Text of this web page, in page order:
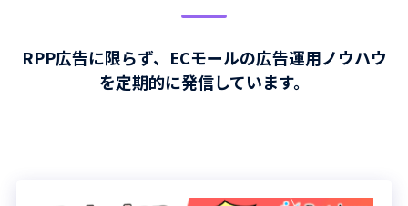
RPP広告に限らず、ECモールの広告運用ノウハウ
を定期的に発信しています。